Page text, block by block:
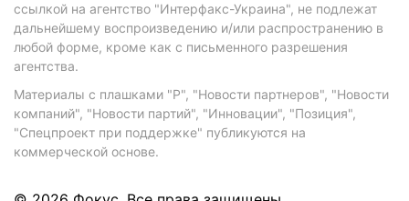
ссылкой на агентство "Интерфакс-Украина", не подлежат
дальнейшему воспроизведению и/или распространению в
любой форме, кроме как с письменного разрешения
агентства.
Материалы с плашками "Р", "Новости партнеров", "Новости
компаний", "Новости партий", "Инновации", "Позиция",
"Спецпроект при поддержке" публикуются на
коммерческой основе.